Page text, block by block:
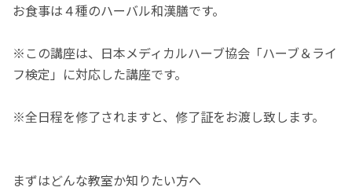
お食事は４種のハーバル和漢膳です。
※この講座は、日本メディカルハーブ協会「ハーブ＆ライ
フ検定」に対応した講座です。
※全日程を修了されますと、修了証をお渡し致します。
まずはどんな教室か知りたい方へ